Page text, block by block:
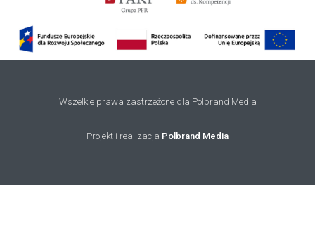
Wszelkie prawa zastrzeżone dla Polbrand Media
Projekt i realizacja Polbrand Media